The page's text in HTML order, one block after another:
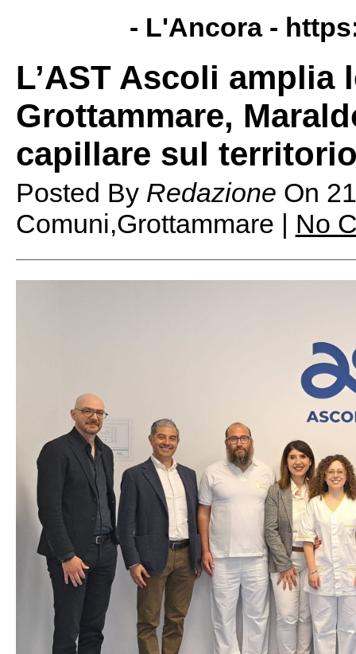
- L'Ancora -
L’AST Ascoli amplia
Grottammare,
capillare sul
Posted By Redazione On
Comuni,Grottammare | No